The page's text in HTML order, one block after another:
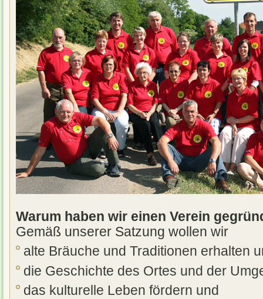
Warum haben wir einen Verein
Gemäß unserer Satzung wollen wir
alte Bräuche und Traditionen erhalten
die Geschichte des Ortes und der
das kulturelle Leben fördern und